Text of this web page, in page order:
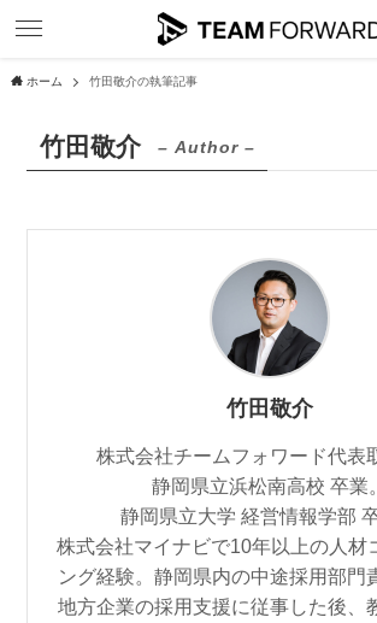
ホーム 竹田敬介の執筆記事
竹田敬介 – Author –
竹田敬介
株式会社チームフォワード代表
静岡県立浜松南高校 卒業。
静岡県立大学 経営情報学部 卒
株式会社マイナビで10年以上の人材
ング経験。静岡県内の中途採用部門
地方企業の採用支援に従事した後、